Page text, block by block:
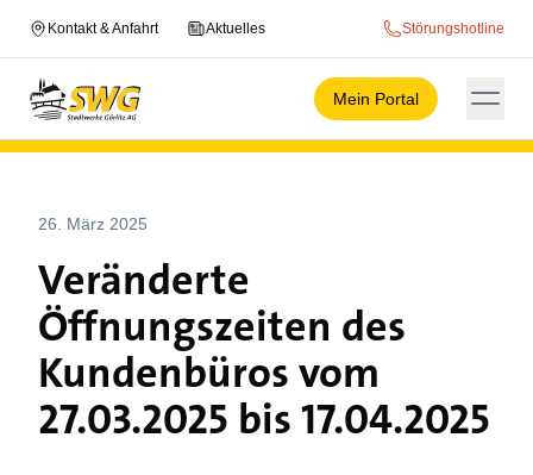
Kontakt & Anfahrt Aktuelles Störungshotline
Mein Portal
26. März 2025
Veränderte
Öffnungszeiten des
Kundenbüros vom
27.03.2025 bis 17.04.2025